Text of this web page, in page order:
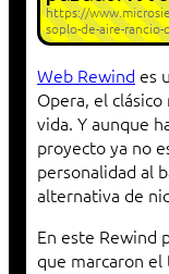
https://
soplo-de-aire-
Web Rewind es
Opera, el
vida. Y aunque
proyecto ya no
personalidad al
alternativa de
En este Rewind
que marcaron el